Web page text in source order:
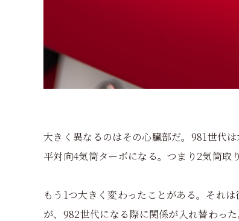
大きく異なるのはその心臓部だ。981世代
平対向4気筒ターボになる。つまり2気筒取
もう1つ大きく変わったことがある。それ
が、982世代になる際に関係が入れ替わっ